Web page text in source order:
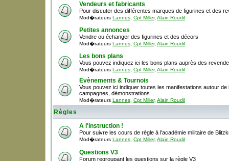
Vendeurs et fabricants
Pour discuter des différentes marques de figurines et des
Mod�rateurs Lannes Cpt Miller, Alain Roudil
Petites annonces
Vendre ou échanger des figurines et des décors
Mod�rateurs Lannes Cpt Miller, Alain Roudil
Les bons plans
Vous pouvez indiquez ici les bons plans auprès des
Mod�rateurs Lannes Cpt Miller, Alain Roudil
Evènements & Tournois
Vous pouvez ici indiquer toutes les manifestations autour
campagnes, démonstrations ...
Mod�rateurs Lannes Cpt Miller, Alain Roudil
Règles
A l'instruction !
Pour suivre les cours de règle à l'académie militaire de
Mod�rateurs Lannes Cpt Miller, Alain Roudil
Questions V3
Forum regroupant les questions sur la règle V3